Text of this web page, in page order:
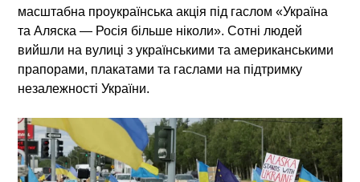
масштабна проукраїнська акція під гаслом «Україна
та Аляска — Росія більше ніколи». Сотні людей
вийшли на вулиці з українськими та американськими
прапорами, плакатами та гаслами на підтримку
незалежності України.